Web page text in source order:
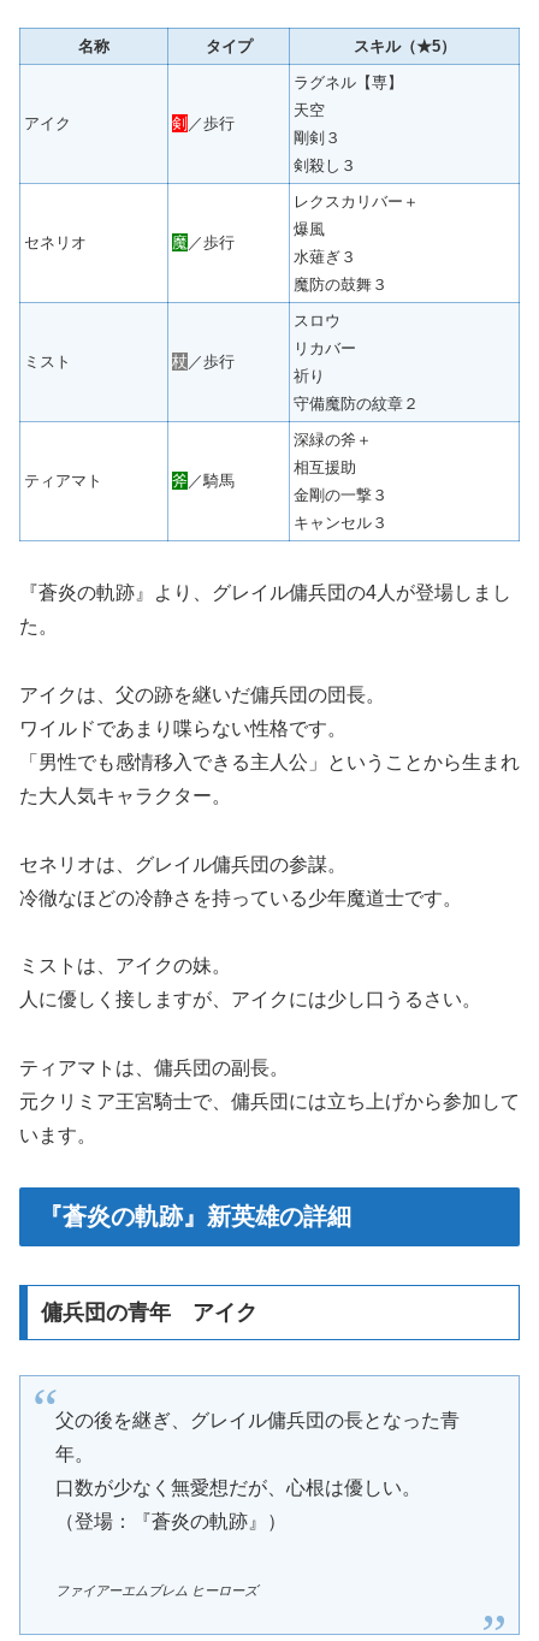
名称 タイプ スキル（★5）
アイク 剣 ／歩行
ラグネル【専】
天空
剛剣３
剣殺し３
セネリオ 魔／歩行
レクスカリバー＋
爆風
水薙ぎ３
魔防の鼓舞３
ミスト 杖 ／歩行
スロウ
リカバー
祈り
守備魔防の紋章２
ティアマト 斧／騎馬
深緑の斧＋
相互援助
金剛の一撃３
キャンセル３
『蒼炎の軌跡』より、グレイル傭兵団の4人が登場しまし
た。
アイクは、父の跡を継いだ傭兵団の団長。
ワイルドであまり喋らない性格です。
「男性でも感情移入できる主人公」ということから生まれ
た大人気キャラクター。
セネリオは、グレイル傭兵団の参謀。
冷徹なほどの冷静さを持っている少年魔道士です。
ミストは、アイクの妹。
人に優しく接しますが、アイクには少し口うるさい。
ティアマトは、傭兵団の副長。
元クリミア王宮騎士で、傭兵団には立ち上げから参加して
います。
『蒼炎の軌跡』新英雄の詳細
傭兵団の青年 アイク
父の後を継ぎ、グレイル傭兵団の長となった青
年。
口数が少なく無愛想だが、心根は優しい。
（登場：『蒼炎の軌跡』）
ファイアーエムブレム ヒーローズ